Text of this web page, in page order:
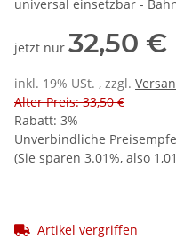
universal einsetzbar -
jetzt nur 32,50 €
inkl. 19% USt. , zzgl.
Alter Preis: 33,50 €
Rabatt: 3%
Unverbindliche
(Sie sparen 3.01%, also
Artikel vergriffen